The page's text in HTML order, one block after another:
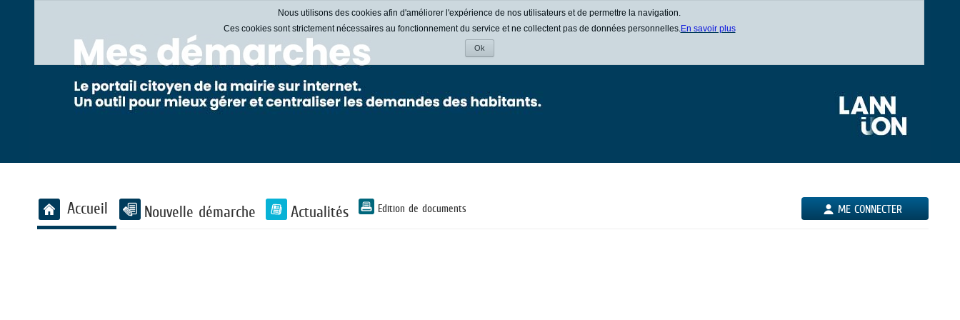
Nous utilisons des cookies afin d'améliorer l'expérience de nos utilisateurs et de permettre la navigation.
Ces cookies sont strictement nécessaires au fonctionnement du service et ne collectent pas de données personnelles. En savoir plus
Ok
Accepter
Liste
avertissements
Accueil Nouvelle démarche Actualités Edition de documents ME CONNECTER